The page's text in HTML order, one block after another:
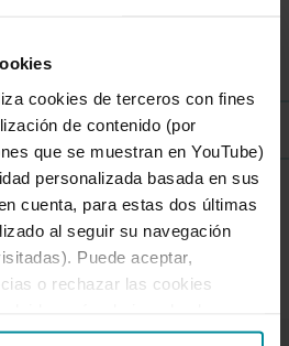
cookies de terceros con fines
de contenido (por
que se muestran en YouTube)
personalizada basada en sus
cuenta, para estas dos últimas
al seguir su navegación
Puede aceptar,
o rechazar las cookies
obtener más información, así